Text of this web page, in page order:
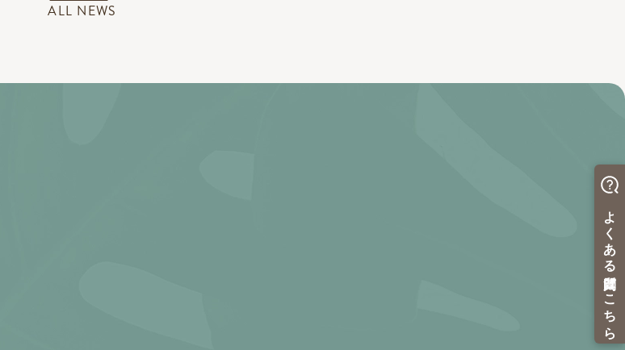
ALL NEWS